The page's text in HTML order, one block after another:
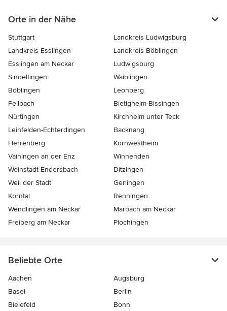
Orte in der Nähe
Stuttgart
Landkreis Ludwigsburg
Landkreis Esslingen
Landkreis Böblingen
Esslingen am Neckar
Ludwigsburg
Sindelfingen
Waiblingen
Böblingen
Leonberg
Fellbach
Bietigheim-Bissingen
Nürtingen
Kirchheim unter Teck
Leinfelden-Echterdingen
Backnang
Herrenberg
Kornwestheim
Vaihingen an der Enz
Winnenden
Weinstadt-Endersbach
Ditzingen
Weil der Stadt
Gerlingen
Korntal
Renningen
Wendlingen am Neckar
Marbach am Neckar
Freiberg am Neckar
Plochingen
Beliebte Orte
Aachen
Augsburg
Basel
Berlin
Bielefeld
Bonn